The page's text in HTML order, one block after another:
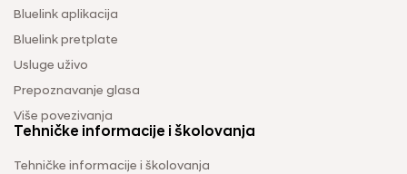
Bluelink aplikacija
Bluelink pretplate
Usluge uživo
Prepoznavanje glasa
Više povezivanja
Tehničke informacije i školovanja
Tehničke informacije i školovanja